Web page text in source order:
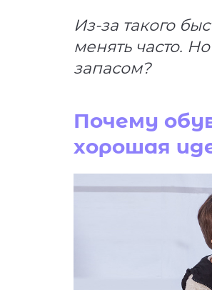
Из-за такого
менять часто.
запасом?
Почему
хорошая